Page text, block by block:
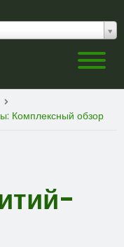
Комплексный обзор